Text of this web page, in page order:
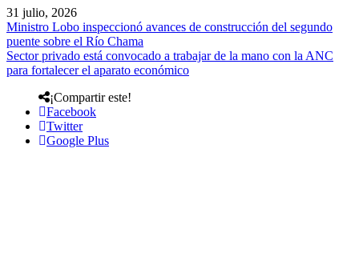
31 julio, 2026
Ministro Lobo inspeccionó avances de construcción del segundo
puente sobre el Río Chama
Sector privado está convocado a trabajar de la mano con la ANC
para fortalecer el aparato económico
¡Compartir este!
Facebook
Twitter
Google Plus